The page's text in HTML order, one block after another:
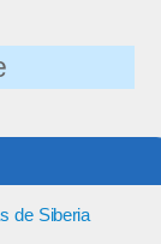
de Siberia